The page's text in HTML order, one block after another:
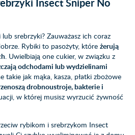
srebrzyki? Zauważasz ich coraz
Rybiki to pasożyty, które żerują
. Uwielbiają one cukier, w związku z
odchodami lub wydzielinami
takie jak mąka, kasza, płatki zbożowe
drobnoustroje, bakterie i
w której musisz wyrzucić żywność
rybikom i srebrzykom Insect